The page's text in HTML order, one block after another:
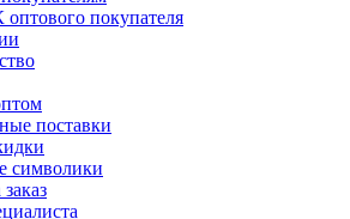
покупателя
поставки
символики